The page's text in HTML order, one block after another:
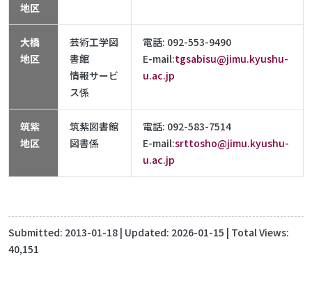
地区
大橋
地区
芸術工学図
書館
情報サービ
ス係
電話: 092-553-9490
E-mail:tgsabisu@jimu.kyushu-
u.ac.jp
筑紫
地区
筑紫図書館
図書係
電話: 092-583-7514
E-mail:srttosho@jimu.kyushu-
u.ac.jp
Submitted: 2013-01-18 | Updated: 2026-01-15 | Total Views:
40,151